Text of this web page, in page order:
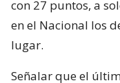
con 27 puntos, a
en el Nacional los
lugar.
Señalar que el